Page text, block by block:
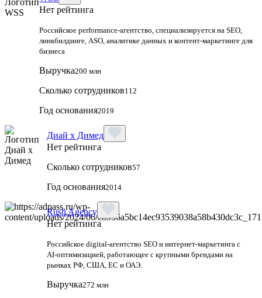
Нет рейтинга
Российское performance-агентство, специализируется на SEO,
линкбилдинге, ASO, аналитике данных и контент-маркетинге для
бизнеса
Выручка200 млн
Сколько сотрудников112
Год основания2019
Диай х Димед
Нет рейтинга
Сколько сотрудников57
Год основания2014
Rush Agency
Нет рейтинга
Российское digital‑агентство SEO и интернет‑маркетинга с
AI‑оптимизацией, работающее с крупными брендами на
рынках РФ, США, ЕС и ОАЭ.
Выручка272 млн